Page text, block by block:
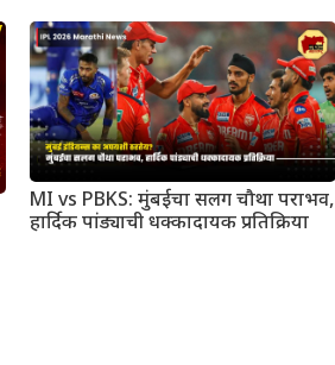
MI vs PBKS: मुंबईचा सलग चौथा पराभव,
हार्दिक पांड्याची धक्कादायक प्रतिक्रिया